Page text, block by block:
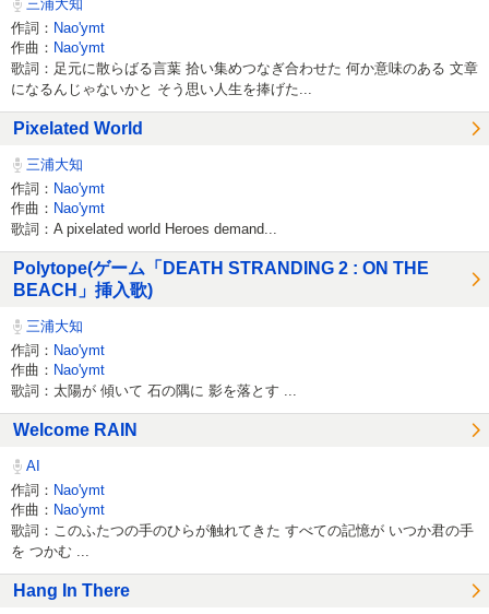
三浦大知
作詞： Nao'ymt
作曲： Nao'ymt
歌詞：足元に散らばる言葉 拾い集めつなぎ合わせた 何か意味のある 文章
になるんじゃないかと そう思い人生を捧げた...
Pixelated World
三浦大知
作詞： Nao'ymt
作曲： Nao'ymt
歌詞：A pixelated world Heroes demand...
Polytope(ゲーム「DEATH STRANDING 2 : ON THE
BEACH」挿入歌)
三浦大知
作詞： Nao'ymt
作曲： Nao'ymt
歌詞：太陽が 傾いて 石の隅に 影を落とす ...
Welcome RAIN
AI
作詞： Nao'ymt
作曲： Nao'ymt
歌詞：このふたつの手のひらが触れてきた すべての記憶が いつか君の手
を つかむ ...
Hang In There